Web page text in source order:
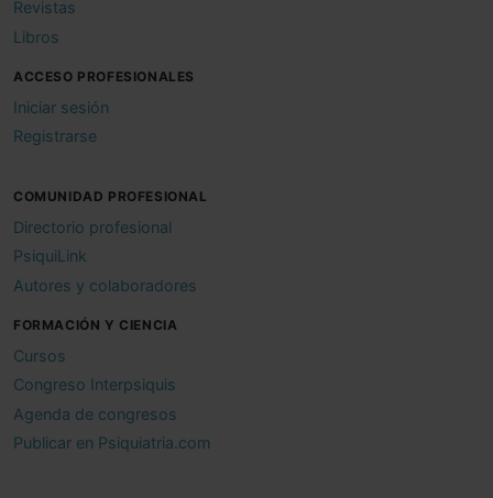
Revistas
Libros
ACCESO PROFESIONALES
Iniciar sesión
Registrarse
COMUNIDAD PROFESIONAL
Directorio profesional
PsiquiLink
Autores y colaboradores
FORMACIÓN Y CIENCIA
Cursos
Congreso Interpsiquis
Agenda de congresos
Publicar en Psiquiatria.com